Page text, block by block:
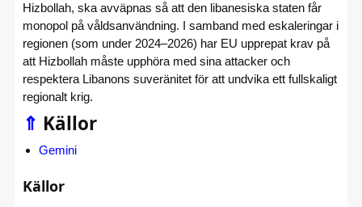
Hizbollah, ska avväpnas så att den libanesiska staten får
monopol på våldsanvändning. I samband med eskaleringar i
regionen (som under 2024–2026) har EU upprepat krav på
att Hizbollah måste upphöra med sina attacker och
respektera Libanons suveränitet för att undvika ett fullskaligt
regionalt krig.
⇑ Källor
Gemini
Källor